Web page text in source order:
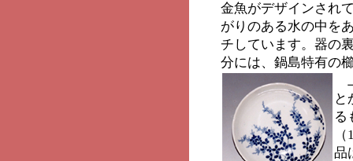
金魚がデザインされ
がりのある水の中を
チしています。器の
分には、鍋島特有の
と
る
品